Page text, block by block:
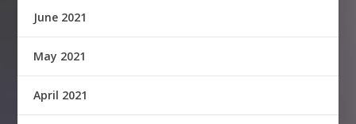
June 2021
May 2021
April 2021